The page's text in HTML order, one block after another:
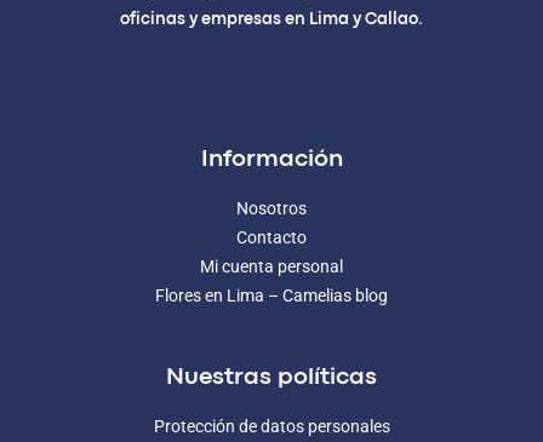
oficinas y empresas en Lima y Callao.
Información
Nosotros
Contacto
Mi cuenta personal
Flores en Lima – Camelias blog
Nuestras políticas
Protección de datos personales